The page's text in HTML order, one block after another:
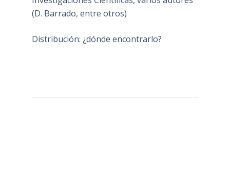
(D. Barrado, entre otros)
Distribución: ¿dónde encontrarlo?